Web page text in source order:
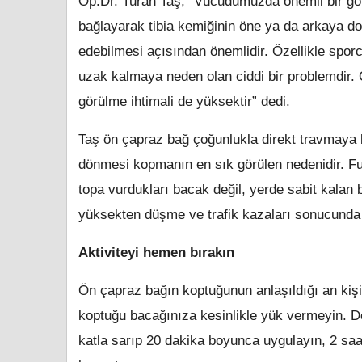
bağlayarak tibia kemiğinin öne ya da arkaya
edebilmesi açısından önemlidir. Özellikle
uzak kalmaya neden olan ciddi bir problemdir.
görülme ihtimali de yüksektir” dedi.
Taş ön çapraz bağ çoğunlukla direkt travmaya
dönmesi kopmanın en sık görülen nedenidir.
topa vurdukları bacak değil, yerde sabit kalan
yüksekten düşme ve trafik kazaları
Aktiviteyi hemen bırakın
Ön çapraz bağın koptuğunun anlaşıldığı an
koptuğu bacağınıza kesinlikle yük vermeyin.
katla sarıp 20 dakika boyunca uygulayın, 2